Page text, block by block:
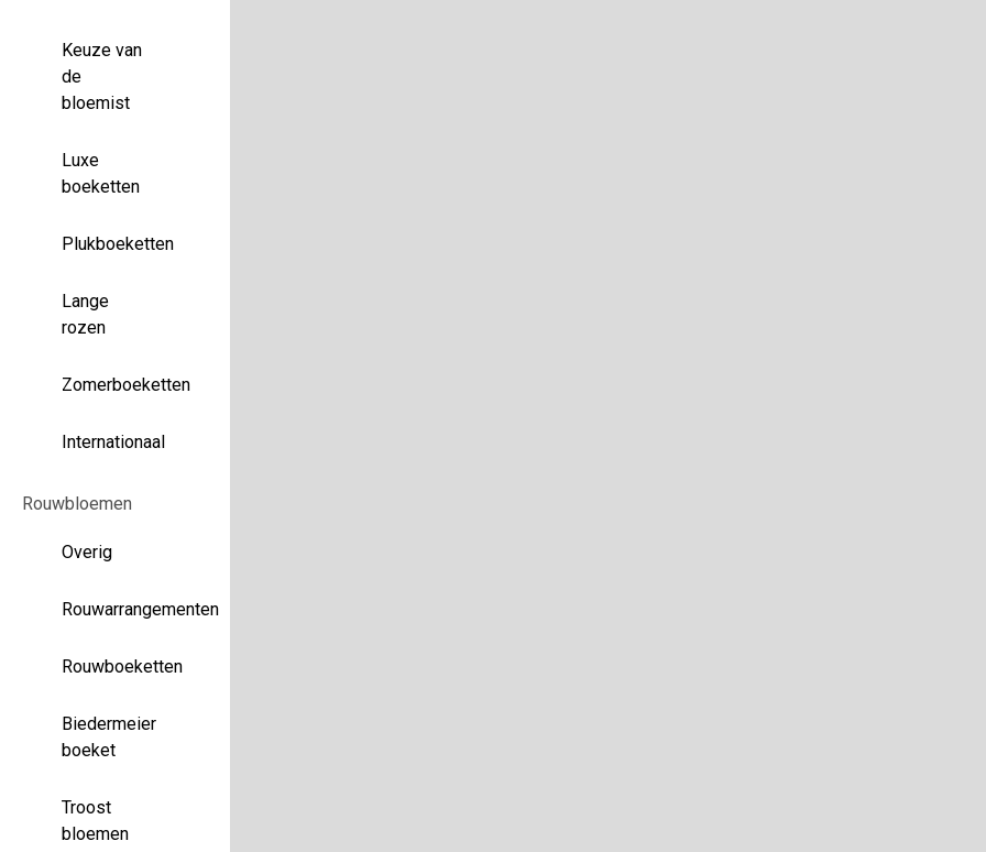
Keuze van
de
bloemist
Luxe
boeketten
Plukboeketten
Lange
rozen
Zomerboeketten
Internationaal
Rouwbloemen
Overig
Rouwarrangementen
Rouwboeketten
Biedermeier
boeket
Troost
bloemen